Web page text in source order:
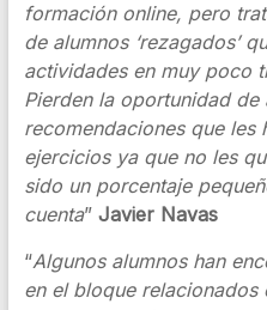
formación online, pero
de alumnos ‘rezagados’
actividades en muy poco
Pierden la oportunidad de
recomendaciones que les
ejercicios ya que no les
sido un porcentaje
cuenta” Javier Navas
“Algunos alumnos han
en el bloque relacionados